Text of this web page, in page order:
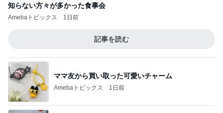
知らない方々が多かった食事会
Amebaトピックス 1日前
記事を読む
ママ友から買い取った可愛いチャーム
Amebaトピックス 1日前